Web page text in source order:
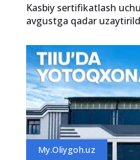
Kasbiy sertifikatlash
avgustga qadar
My.Oliygoh.uz